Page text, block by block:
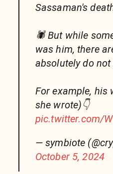
Sassaman's
🕷 But while
was him, there
absolutely do
For example, his
she wrote)👇
pic.twitter.com/
— symbiote
October 5, 2024